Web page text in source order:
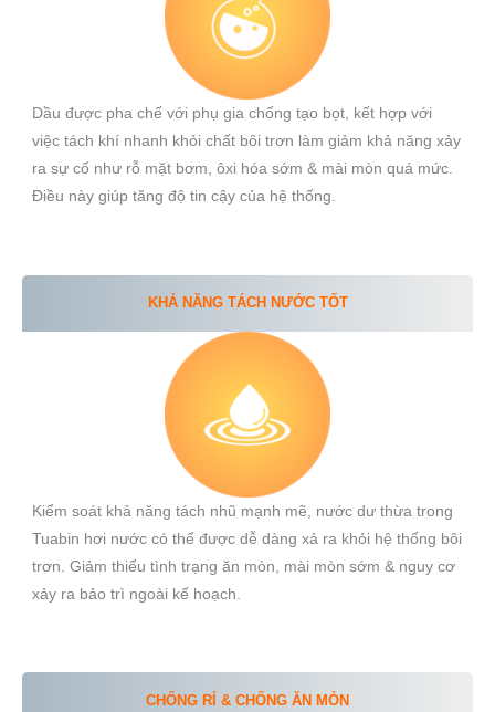
Dầu được pha chế với phụ gia chống tạo bọt, kết hợp với
việc tách khí nhanh khỏi chất bôi trơn làm giảm khả năng xảy
ra sự cố như rỗ mặt bơm, ôxi hóa sớm & mài mòn quá mức.
Điều này giúp tăng độ tin cậy của hệ thống.
KHẢ NĂNG TÁCH NƯỚC TỐT
Kiểm soát khả năng tách nhũ mạnh mẽ, nước dư thừa trong
Tuabin hơi nước có thể được dễ dàng xả ra khỏi hệ thống bôi
trơn. Giảm thiểu tình trạng ăn mòn, mài mòn sớm & nguy cơ
xảy ra bảo trì ngoài kế hoạch.
CHỐNG RỈ & CHỐNG ĂN MÒN